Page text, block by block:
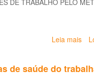
DE TRABALHO PELO
Leia mais
de saúde do